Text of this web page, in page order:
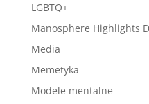
LGBTQ+
Manosphere Highlights
Media
Memetyka
Modele mentalne